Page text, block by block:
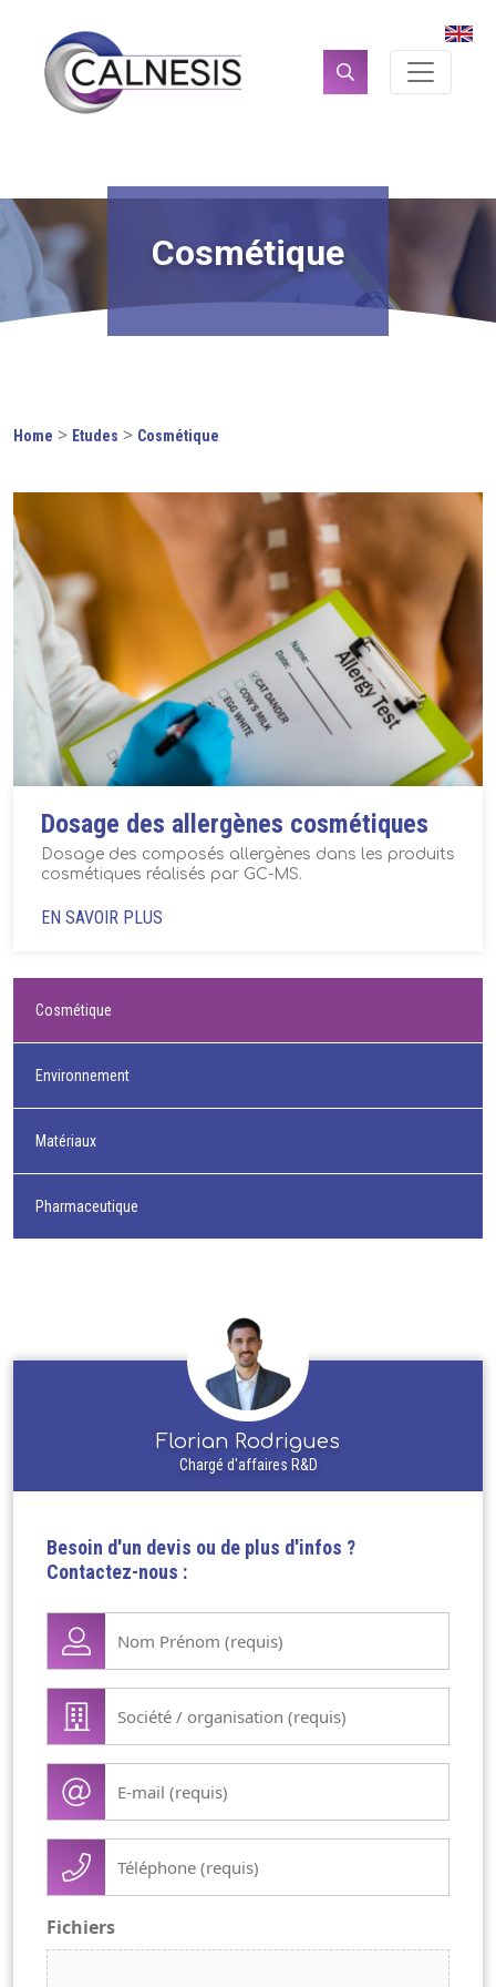
Cosmétique
Home > Etudes > Cosmétique
Dosage des allergènes cosmétiques
Dosage des composés allergènes dans les produits
cosmétiques réalisés par GC-MS.
EN SAVOIR PLUS
Cosmétique
Environnement
Matériaux
Pharmaceutique
Florian Rodrigues
Chargé d'affaires R&D
Besoin d'un devis ou de plus d'infos ?
Contactez-nous :
Nom
Prénom
Société
organisation
(Nécessaire)
mail
Téléphone
(Nécessaire)
Fichiers